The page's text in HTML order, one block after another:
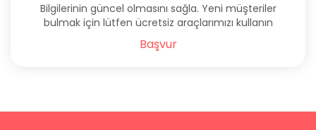
Bilgilerinin güncel olmasını sağla. Yeni müşteriler
bulmak için lütfen ücretsiz araçlarımızı kullanın
Başvur